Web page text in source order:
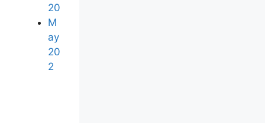
20
M
ay
20
2